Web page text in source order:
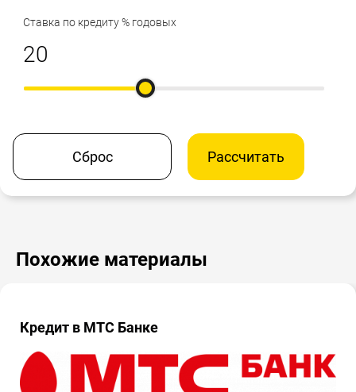
Ставка по кредиту % годовых
Сброс Рассчитать
Похожие материалы
Кредит в МТС Банке